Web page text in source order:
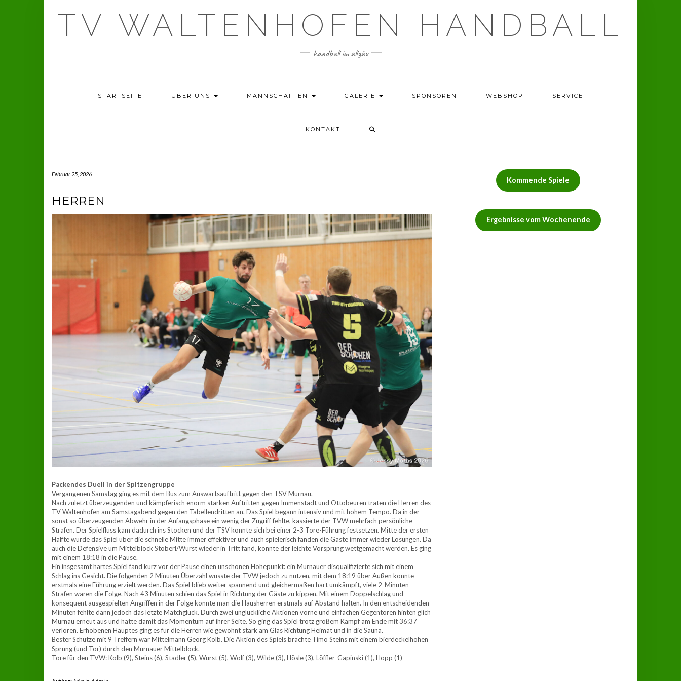
TV WALTENHOFEN HANDBALL
handball im allgäu
STARTSEITE ÜBER UNS MANNSCHAFTEN GALERIE SPONSOREN WEBSHOP SERVICE
KONTAKT
Februar 25, 2026
HERREN
Packendes Duell in der Spitzengruppe
Vergangenen Samstag ging es mit dem Bus zum Auswärtsauftritt gegen den TSV Murnau.
Nach zuletzt überzeugenden und kämpferisch enorm starken Auftritten gegen Immenstadt und Ottobeuren traten die Herren des
TV Waltenhofen am Samstagabend gegen den Tabellendritten an. Das Spiel begann intensiv und mit hohem Tempo. Da in der
sonst so überzeugenden Abwehr in der Anfangsphase ein wenig der Zugriff fehlte, kassierte der TVW mehrfach persönliche
Strafen. Der Spielfluss kam dadurch ins Stocken und der TSV konnte sich bei einer 2-3 Tore-Führung festsetzen. Mitte der ersten
Hälfte wurde das Spiel über die schnelle Mitte immer effektiver und auch spielerisch fanden die Gäste immer wieder Lösungen. Da
auch die Defensive um Mittelblock Stöberl/Wurst wieder in Tritt fand, konnte der leichte Vorsprung wettgemacht werden. Es ging
mit einem 18:18 in die Pause.
Ein insgesamt hartes Spiel fand kurz vor der Pause einen unschönen Höhepunkt: ein Murnauer disqualifizierte sich mit einem
Schlag ins Gesicht. Die folgenden 2 Minuten Überzahl wusste der TVW jedoch zu nutzen, mit dem 18:19 über Außen konnte
erstmals eine Führung erzielt werden. Das Spiel blieb weiter spannend und gleichermaßen hart umkämpft, viele 2-Minuten-
Strafen waren die Folge. Nach 43 Minuten schien das Spiel in Richtung der Gäste zu kippen. Mit einem Doppelschlag und
konsequent ausgespielten Angriffen in der Folge konnte man die Hausherren erstmals auf Abstand halten. In den entscheidenden
Minuten fehlte dann jedoch das letzte Matchglück. Durch zwei unglückliche Aktionen vorne und einfachen Gegentoren hinten glich
Murnau erneut aus und hatte damit das Momentum auf ihrer Seite. So ging das Spiel trotz großem Kampf am Ende mit 36:37
verloren. Erhobenen Hauptes ging es für die Herren wie gewohnt stark am Glas Richtung Heimat und in die Sauna.
Bester Schütze mit 9 Treffern war Mittelmann Georg Kolb. Die Aktion des Spiels brachte Timo Steins mit einem bierdeckelhohen
Sprung (und Tor) durch den Murnauer Mittelblock.
Tore für den TVW: Kolb (9), Steins (6), Stadler (5), Wurst (5), Wolf (3), Wilde (3), Hösle (3), Löffler-Gapinski (1), Hopp (1)
Kommende Spiele
Ergebnisse vom Wochenende